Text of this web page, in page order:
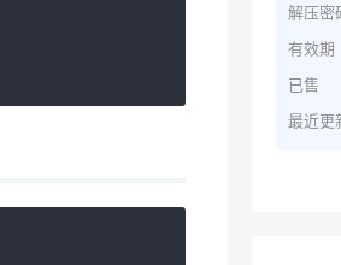
解压密
有效期
已售
最近更